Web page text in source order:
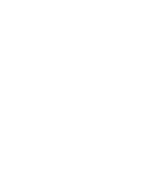
Cholin-Anteil von
Bestandteile.
Premium-
sonst üblichen,
Füllstoff